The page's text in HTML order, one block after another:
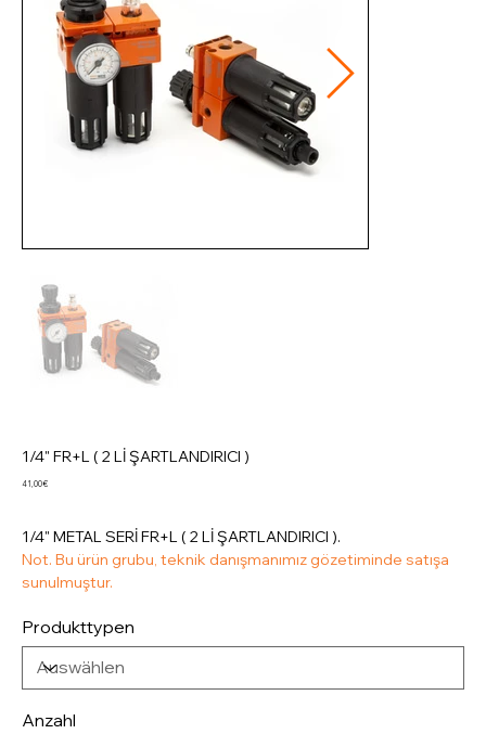
1/4" FR+L ( 2 Lİ ŞARTLANDIRICI )
Preis
41,00 €
1/4" METAL SERİ FR+L ( 2 Lİ ŞARTLANDIRICI ).
Not. Bu ürün grubu, teknik danışmanımız gözetiminde satışa
sunulmuştur.
Produkttypen
Anzahl